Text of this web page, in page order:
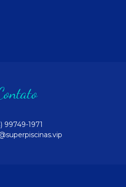
99749-1971